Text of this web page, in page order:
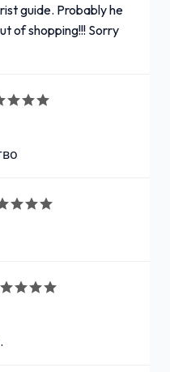
guide. Probably he
of shopping!!! Sorry